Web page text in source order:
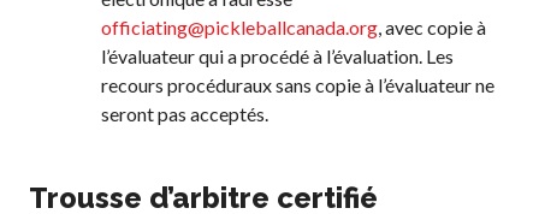
officiating@pickleballcanada.org, avec copie à
l’évaluateur qui a procédé à l’évaluation. Les
recours procéduraux sans copie à l’évaluateur ne
seront pas acceptés.
Trousse d’arbitre certifié